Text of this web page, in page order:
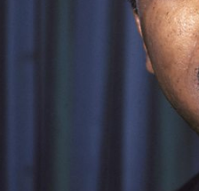
25 julio, 2026
Hurdy Gurdy Man:
creatividad